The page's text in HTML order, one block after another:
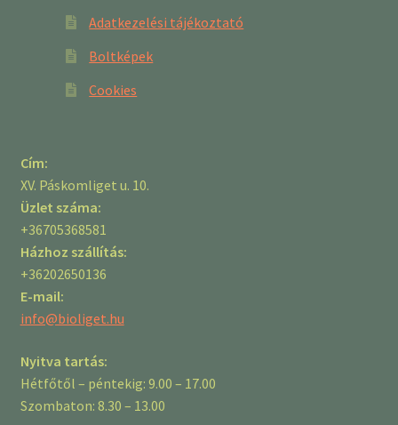
Adatkezelési tájékoztató
Boltképek
Cookies
Cím:
XV. Páskomliget u. 10.
Üzlet száma:
+36705368581
Házhoz szállítás:
+36202650136
E-mail:
info@bioliget.hu
Nyitva tartás:
Hétfőtől – péntekig: 9.00 – 17.00
Szombaton: 8.30 – 13.00